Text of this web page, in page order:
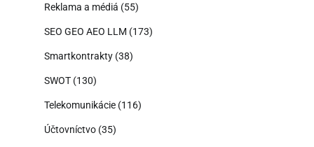
Reklama a médiá (55)
SEO GEO AEO LLM (173)
Smartkontrakty (38)
SWOT (130)
Telekomunikácie (116)
Účtovníctvo (35)